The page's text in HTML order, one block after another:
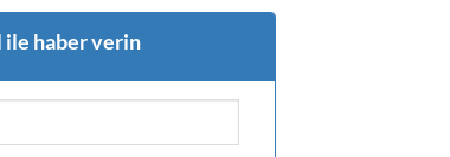
ile haber verin